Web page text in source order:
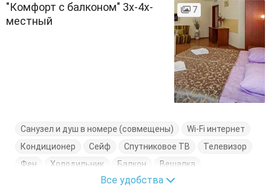
"Комфорт с балконом" 3х-4х-
местный
7
Санузел и душ в номере (совмещены)
Wi-Fi интернет
Кондиционер
Сейф Спутниковое ТВ
Телевизор
Фен
Холодильник Балкон
Вешалка
Журнальный столик
Кровать двуспальная
Все удобства